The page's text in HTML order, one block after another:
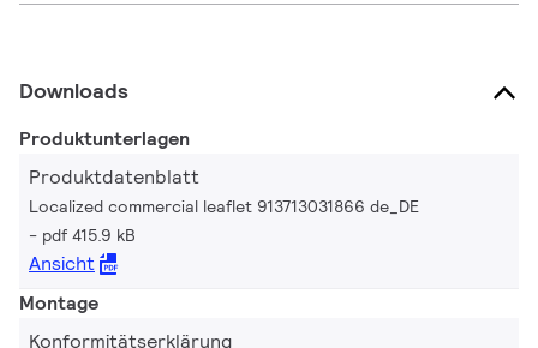
Downloads
Produktunterlagen
Produktdatenblatt
Localized commercial leaflet 913713031866 de_DE
pdf 415.9 kB
Ansicht
Montage
Konformitätserklärung